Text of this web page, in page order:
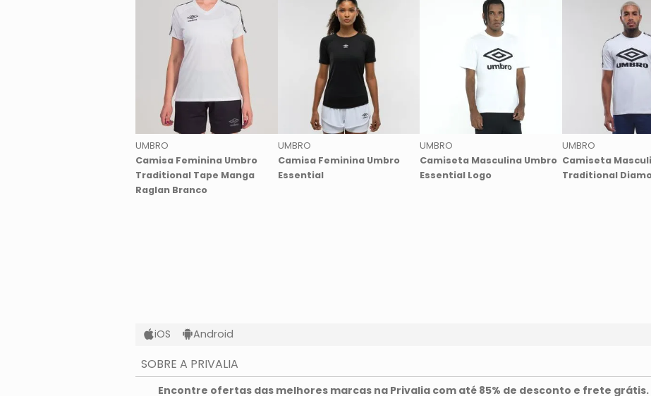
UMBRO
Camisa Feminina Umbro
Traditional Tape Manga
Raglan Branco
UMBRO
Camisa Feminina Umbro
Essential
UMBRO
Camiseta Masculina Umbro
Essential Logo
UMBRO
Camiseta
Traditional
iOS Android
SOBRE A PRIVALIA
O que é a Privalia?
Encontre ofertas das melhores marcas na Privalia com até 85% de desconto e frete